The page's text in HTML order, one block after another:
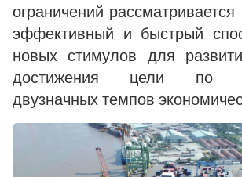
ограничений
эффективный и быстрый
новых стимулов для
достижения цели по
двузначных темпов